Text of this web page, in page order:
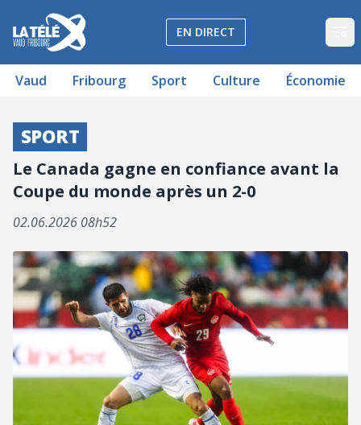
La Télé - Télévision régionale Vaud et Fribourg
EN DIRECT
Vaud Fribourg Sport Culture Économie
SPORT
Le Canada gagne en confiance avant la
Coupe du monde après un 2-0
02.06.2026 08h52